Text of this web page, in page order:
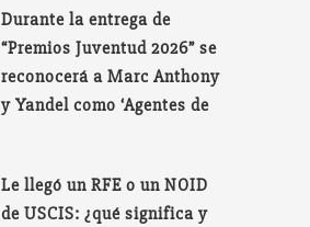
Durante la entrega de
“Premios Juventud 2026” se
reconocerá a Marc Anthony
y Yandel como ‘Agentes de
Le llegó un RFE o un NOID
de USCIS: ¿qué significa y